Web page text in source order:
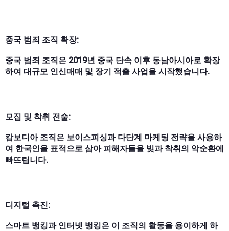
중국 범죄 조직 확장:
중국 범죄 조직은 2019년 중국 단속 이후 동남아시아로 확장
하여 대규모 인신매매 및 장기 적출 사업을 시작했습니다.
모집 및 착취 전술:
캄보디아 조직은 보이스피싱과 다단계 마케팅 전략을 사용하
여 한국인을 표적으로 삼아 피해자들을 빚과 착취의 악순환에
빠뜨립니다.
디지털 촉진:
스마트 뱅킹과 인터넷 뱅킹은 이 조직의 활동을 용이하게 하